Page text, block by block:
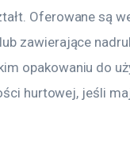
Oferowane są
zawierające
opakowaniu do
hurtowej, jeśli